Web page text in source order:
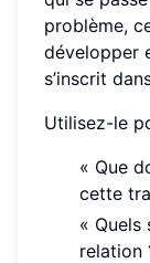
problème,
développer
s’inscrit
Utilisez-le
« Que
cette
« Quels
relation